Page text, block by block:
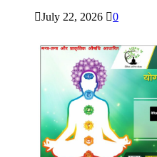
July 22, 2026
0